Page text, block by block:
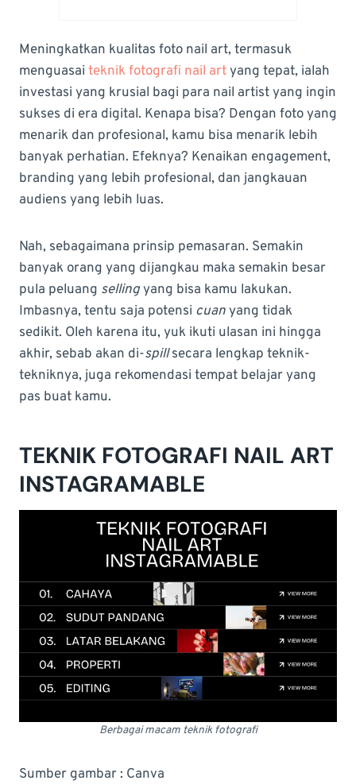
Meningkatkan kualitas foto nail art, termasuk
menguasai teknik fotografi nail artyang tepat, ialah
investasi yang krusial bagi para nail artist yang ingin
sukses di era digital. Kenapa bisa? Dengan foto yang
menarik dan profesional, kamu bisa menarik lebih
banyak perhatian. Efeknya? Kenaikan engagement,
branding yang lebih profesional, dan jangkauan
audiens yang lebih luas.
Nah, sebagaimana prinsip pemasaran. Semakin
banyak orang yang dijangkau maka semakin besar
pula peluang sellingyang bisa kamu lakukan.
Imbasnya, tentu saja potensi cuanyang tidak
sedikit. Oleh karena itu, yuk ikuti ulasan ini hingga
akhir, sebab akan di-spillsecara lengkap teknik-
tekniknya, juga rekomendasi tempat belajar yang
pas buat kamu.
TEKNIK FOTOGRAFI NAIL ART
INSTAGRAMABLE
Berbagai macam teknik fotografi
Sumber gambar : Canva